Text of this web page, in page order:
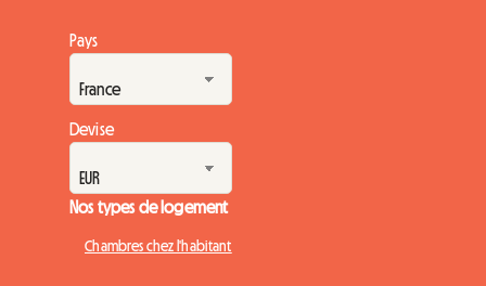
Pays
Devise
Nos types de logement
Chambres chez l'habitant